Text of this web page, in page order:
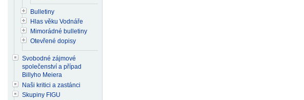
Bulletiny
Hlas věku Vodnáře
Mimorádné bulletiny
Otevřené dopisy
Svobodné zájmové
společenství a případ
Billyho Meiera
Naši kritici a zastánci
Skupiny FIGU